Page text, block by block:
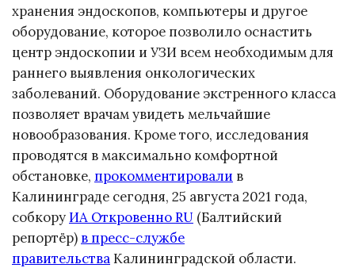
хранения эндоскопов, компьютеры и другое
оборудование, которое позволило оснастить
центр эндоскопии и УЗИ всем необходимым для
раннего выявления онкологических
заболеваний. Оборудование экстренного класса
позволяет врачам увидеть мельчайшие
новообразования. Кроме того, исследования
проводятся в максимально комфортной
обстановке, прокомментировали в
Калининграде сегодня, 25 августа 2021 года,
собкоруИА Откровенно RU (Балтийский
репортёр) в пресс-службе
правительстваКалининградской области.